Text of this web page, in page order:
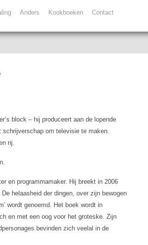
Anders Kookboeken Contact
block – hij produceert aan de lopende
schrijverschap om televisie te maken.
rij.
en programmamaker. Hij breekt in 2006
De helaasheid der dingen, over zijn bewogen
wordt genoemd. Het boek wordt in
en met een oog voor het groteske. Zijn
bevinden zich veelal in de